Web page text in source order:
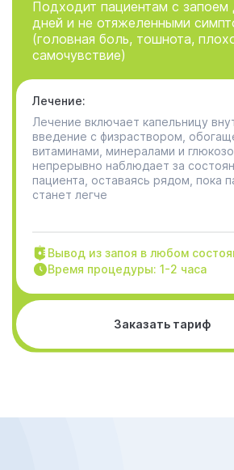
Подходит пациентам с запоем
дней и не отяжеленными
(головная боль, тошнота,
самочувствие)
Лечение:
Лечение включает капельницу
введение с физраствором,
витаминами, минералами и
непрерывно наблюдает за
пациента, оставаясь рядом, пока
станет легче
Вывод из запоя в любом
Время процедуры: 1-2 часа
Заказать тариф